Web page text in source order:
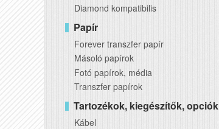
Diamond kompatibilis
Papír
Forever transzfer papír
Másoló papírok
Fotó papírok, média
Transzfer papírok
Tartozékok, kiegészítők, opciók
Kábel